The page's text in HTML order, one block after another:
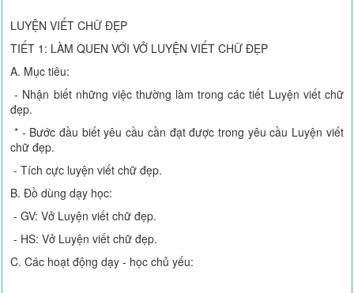
LUYỆN VIẾT CHỮ ĐẸP
TIẾT 1: LÀM QUEN VỚI VỞ LUYỆN VIẾT CHỮ ĐẸP
A. Mục tiêu:
- Nhận biết những việc thường làm trong các tiết Luyện viết chữ
đẹp.
* - Bước đầu biết yêu cầu cần đạt được trong yêu cầu Luyện viết
chữ đẹp.
- Tích cực luyện viết chữ đẹp.
B. Đồ dùng dạy học:
- GV: Vở Luyện viết chữ đẹp.
- HS: Vở Luyện viết chữ đẹp.
C. Các hoạt động dạy - học chủ yếu: